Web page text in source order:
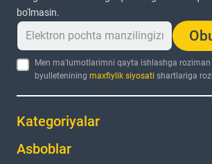
bo'lmasin.
Men ma'lumotlarimni qayta ishlashga
byulleteniningmaxfiylik siyosati shartlariga
Kategoriyalar
Asboblar